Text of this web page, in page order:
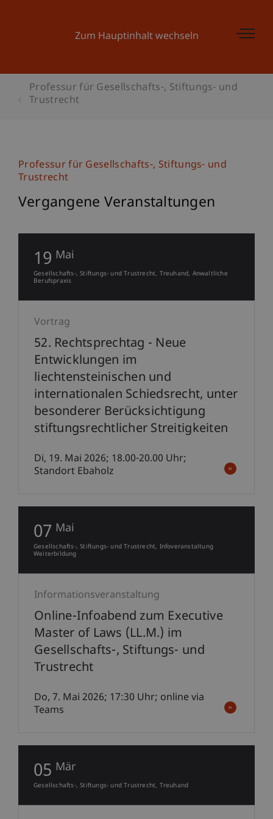
Zum Hauptinhalt wechseln
Professur für Gesellschafts-, Stiftungs- und
Trustrecht
Professur für Gesellschafts-, Stiftungs- und
Trustrecht
Vergangene Veranstaltungen
19 Mai
Gesellschafts-, Stiftungs- und Trustrecht Treuhand Anwaltliche
Berufspraxis
Vortrag
52. Rechtsprechtag - Neue
Entwicklungen im
liechtensteinischen und
internationalen Schiedsrecht, unter
besonderer Berücksichtigung
stiftungsrechtlicher Streitigkeiten
Di, 19. Mai 2026; 18.00-20.00 Uhr;
Standort Ebaholz
07 Mai
Gesellschafts-, Stiftungs- und Trustrecht Infoveranstaltung
Weiterbildung
Informationsveranstaltung
Online-Infoabend zum Executive
Master of Laws (LL.M.) im
Gesellschafts-, Stiftungs- und
Trustrecht
Do, 7. Mai 2026; 17:30 Uhr; online via
Teams
05 Mär
Gesellschafts-, Stiftungs- und Trustrecht Treuhand